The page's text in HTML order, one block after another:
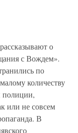
о
с Вождем».
по
количеству
полиции,
или не совсем
В